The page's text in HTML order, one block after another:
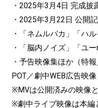
・2025年3月4日 完成
・2025年3月22日 公開
・「ネムルバカ」「ハ
・「脳内ノイズ」「ユ
・予告映像集ほか（特
POT／劇中WEB広告映像
※MVは公開済みの映像
※劇中ライブ映像は本編